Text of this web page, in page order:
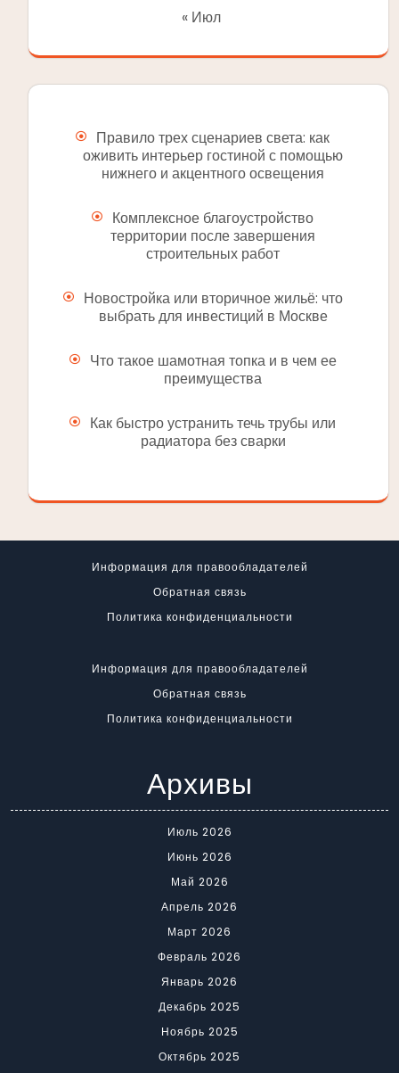
« Июл
Правило трех сценариев света: как
оживить интерьер гостиной с помощью
нижнего и акцентного освещения
Комплексное благоустройство
территории после завершения
строительных работ
Новостройка или вторичное жильё: что
выбрать для инвестиций в Москве
Что такое шамотная топка и в чем ее
преимущества
Как быстро устранить течь трубы или
радиатора без сварки
Информация для правообладателей
Обратная связь
Политика конфиденциальности
Информация для правообладателей
Обратная связь
Политика конфиденциальности
Архивы
Июль 2026
Июнь 2026
Май 2026
Апрель 2026
Март 2026
Февраль 2026
Январь 2026
Декабрь 2025
Ноябрь 2025
Октябрь 2025